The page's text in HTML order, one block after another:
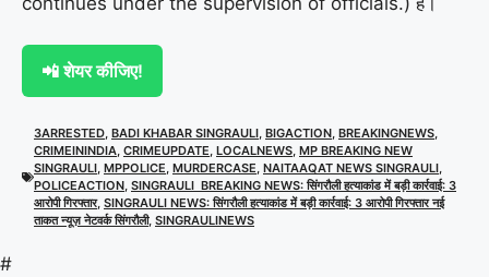
📲 शेयर कीजिए!
3ARRESTED, BADI KHABAR SINGRAULI, BIGACTION, BREAKINGNEWS,
CRIMEININDIA, CRIMEUPDATE, LOCALNEWS, MP BREAKING NEW
SINGRAULI, MPPOLICE, MURDERCASE, NAITAAQAT NEWS SINGRAULI,
POLICEACTION, SINGRAULI BREAKING NEWS: सिंगरौली हत्याकांड में बड़ी कार्रवाई: 3
आरोपी गिरफ्तार, SINGRAULI NEWS: सिंगरौली हत्याकांड में बड़ी कार्रवाई: 3 आरोपी गिरफ्तार नई
ताकत न्यूज़ नेटवर्क सिंगरौली, SINGRAULINEWS
#